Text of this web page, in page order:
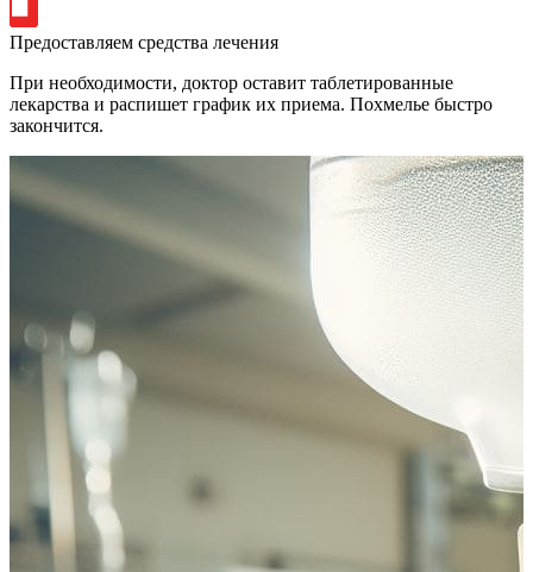
Предоставляем средства лечения
При необходимости, доктор оставит таблетированные
лекарства и распишет график их приема. Похмелье быстро
закончится.